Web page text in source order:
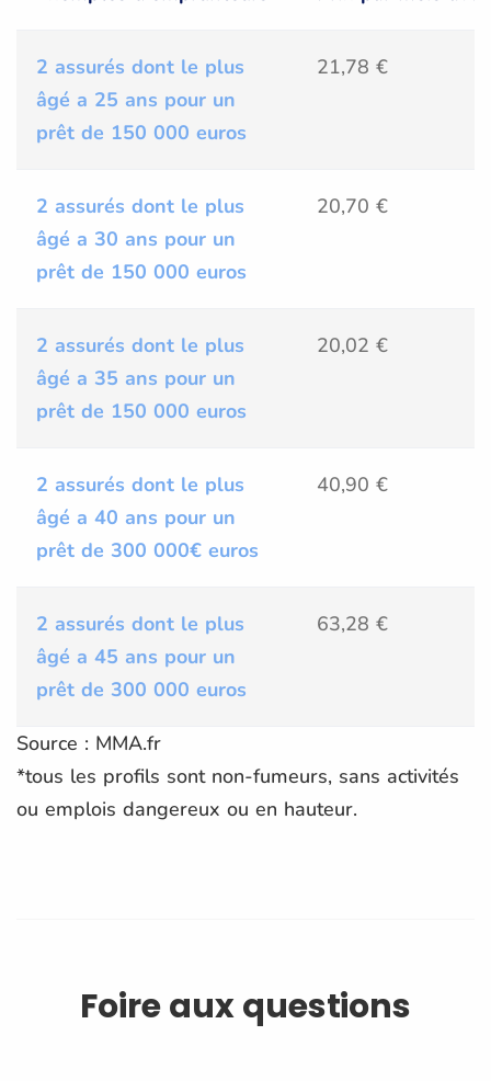
2 assurés dont le plus
âgé a 25 ans pour un
prêt de 150 000 euros
21,78 €
2 assurés dont le plus
âgé a 30 ans pour un
prêt de 150 000 euros
20,70 €
2 assurés dont le plus
âgé a 35 ans pour un
prêt de 150 000 euros
20,02 €
2 assurés dont le plus
âgé a 40 ans pour un
prêt de 300 000€ euros
40,90 €
2 assurés dont le plus
âgé a 45 ans pour un
prêt de 300 000 euros
63,28 €
Source : MMA.fr
*tous les profils sont non-fumeurs, sans activités
ou emplois dangereux ou en hauteur.
Foire aux questions